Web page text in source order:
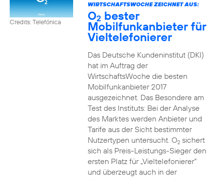
Credits: Telefónica
WIRTSCHAFTSWOCHE ZEICHNET AUS:
O2 bester
Mobilfunkanbieter für
Vieltelefonierer
Das Deutsche Kundeninstitut (DKI)
hat im Auftrag der
WirtschaftsWoche die besten
Mobilfunkanbieter 2017
ausgezeichnet. Das Besondere am
Test des Instituts: Bei der Analyse
des Marktes werden Anbieter und
Tarife aus der Sicht bestimmter
Nutzertypen untersucht. O2sichert
sich als Preis-Leistungs-Sieger den
ersten Platz für „Vieltelefonierer“
und überzeugt auch in der